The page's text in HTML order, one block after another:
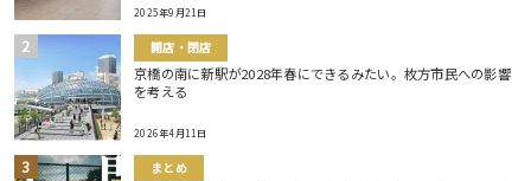
2025年9月21日
開店・閉店
京橋の南に新駅が2028年春にできるみたい。枚方市民への影響
を考える
2026年4月11日
まとめ